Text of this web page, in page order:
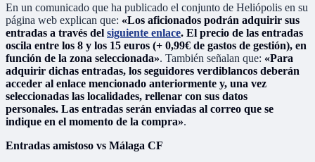
En un comunicado que ha publicado el conjunto de Heliópolis en su
página web explican que: «Los aficionados podrán adquirir sus
entradas a través del siguiente enlace. El precio de las entradas
oscila entre los 8 y los 15 euros (+ 0,99€ de gastos de gestión), en
función de la zona seleccionada». También señalan que: «Para
adquirir dichas entradas, los seguidores verdiblancos deberán
acceder al enlace mencionado anteriormente y, una vez
seleccionadas las localidades, rellenar con sus datos
personales. Las entradas serán enviadas al correo que se
indique en el momento de la compra».
Entradas amistoso vs Málaga CF